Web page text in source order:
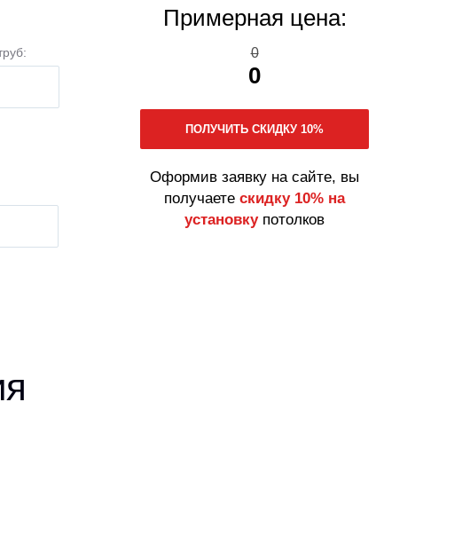
Примерная цена:
0
0
Оформив заявку на сайте, вы
получаете скидку 10% на
установкупотолков